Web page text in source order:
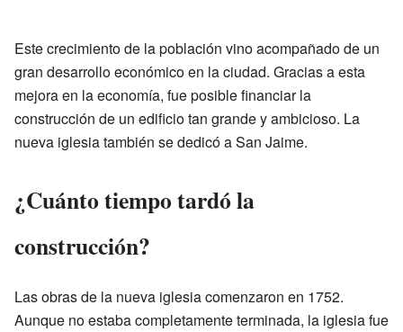
Este crecimiento de la población vino acompañado de un
gran desarrollo económico en la ciudad. Gracias a esta
mejora en la economía, fue posible financiar la
construcción de un edificio tan grande y ambicioso. La
nueva iglesia también se dedicó a San Jaime.
¿Cuánto tiempo tardó la
construcción?
Las obras de la nueva iglesia comenzaron en 1752.
Aunque no estaba completamente terminada, la iglesia fue